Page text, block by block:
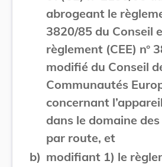
abrogeant le
3820/85 du Conseil
règlement (CEE) n°
modifié du Conseil
Communautés
concernant
dans le domaine
par route, et
b) modifiant 1) le